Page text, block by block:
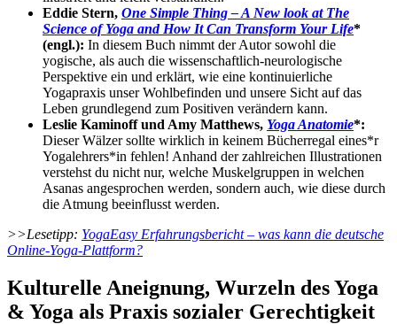
Eddie Stern, One Simple Thing– A New look at The
Science of Yoga and How It Can Transform Your Life*
(engl.): In diesem Buch nimmt der Autor sowohl die
yogische, als auch die wissenschaftlich-neurologische
Perspektive ein und erklärt, wie eine kontinuierliche
Yogapraxis unser Wohlbefinden und unsere Sicht auf das
Leben grundlegend zum Positiven verändern kann.
Leslie Kaminoff und Amy Matthews, Yoga Anatomie*:
Dieser Wälzer sollte wirklich in keinem Bücherregal eines*r
Yogalehrers*in fehlen! Anhand der zahlreichen Illustrationen
verstehst du nicht nur, welche Muskelgruppen in welchen
Asanas angesprochen werden, sondern auch, wie diese durch
die Atmung beeinflusst werden.
>>Lesetipp: YogaEasy Erfahrungsbericht – was kann die deutsche
Online-Yoga-Plattform?
Kulturelle Aneignung, Wurzeln des Yoga
& Yoga als Praxis sozialer Gerechtigkeit